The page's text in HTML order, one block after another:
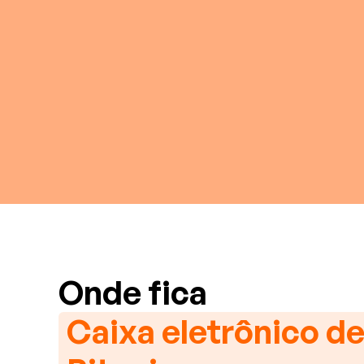
Onde fica
Caixa eletrônico de